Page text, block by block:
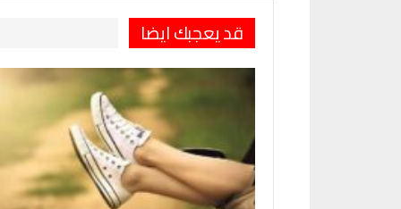
قد يعجبك ايضا